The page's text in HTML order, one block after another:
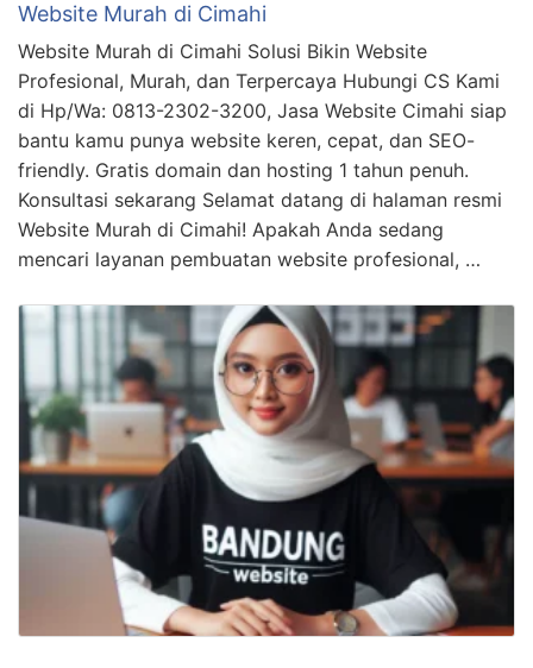
Website Murah di Cimahi
Website Murah di Cimahi Solusi Bikin Website
Profesional, Murah, dan Terpercaya Hubungi CS Kami
di Hp/Wa: 0813-2302-3200, Jasa Website Cimahi siap
bantu kamu punya website keren, cepat, dan SEO-
friendly. Gratis domain dan hosting 1 tahun penuh.
Konsultasi sekarang Selamat datang di halaman resmi
Website Murah di Cimahi! Apakah Anda sedang
mencari layanan pembuatan website profesional, …